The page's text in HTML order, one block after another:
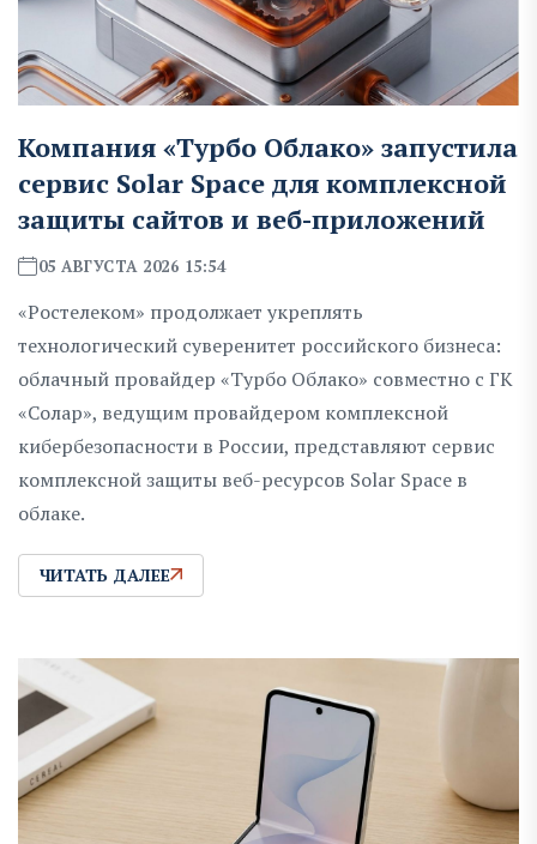
Компания «Турбо Облако» запустила
сервис Solar Space для комплексной
защиты сайтов и веб-приложений
05 АВГУСТА 2026 15:54
«Ростелеком» продолжает укреплять
технологический суверенитет российского бизнеса:
облачный провайдер «Турбо Облако» совместно с ГК
«Солар», ведущим провайдером комплексной
кибербезопасности в России, представляют сервис
комплексной защиты веб-ресурсов Solar Space в
облаке.
ЧИТАТЬ ДАЛЕЕ